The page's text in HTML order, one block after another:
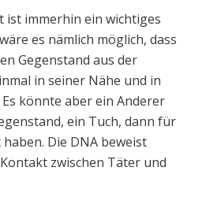
ist immerhin ein wichtiges
es nämlich möglich, dass
Gegenstand aus der
in seiner Nähe und in
könnte aber ein Anderer
ein Tuch, dann für
Die DNA beweist
zwischen Täter und